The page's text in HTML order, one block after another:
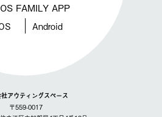
FAMILY APP
Android
アウティングスペース
〒559-0017